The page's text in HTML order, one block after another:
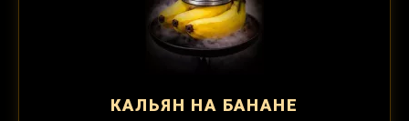
КАЛЬЯН НА БАНАНЕ